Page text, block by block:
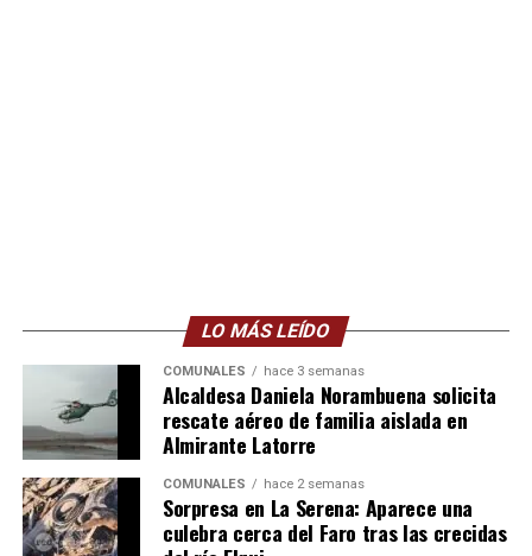
LO MÁS LEÍDO
COMUNALES hace 3 semanas
Alcaldesa Daniela Norambuena solicita
rescate aéreo de familia aislada en
Almirante Latorre
COMUNALES hace 2 semanas
Sorpresa en La Serena: Aparece una
culebra cerca del Faro tras las crecidas